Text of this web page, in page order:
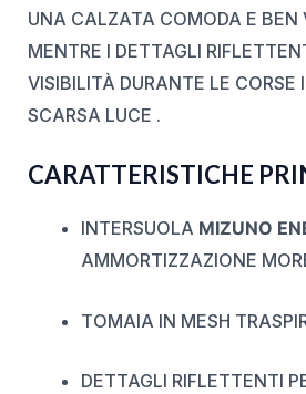
UNA CALZATA COMODA E BEN
MENTRE I DETTAGLI
VISIBILITÀ DURANTE LE CORSE
SCARSA LUCE .
CARATTERISTICHE
INTERSUOLA MIZUNO
AMMORTIZZAZIONE
TOMAIA IN MESH
DETTAGLI RIFLETTENTI